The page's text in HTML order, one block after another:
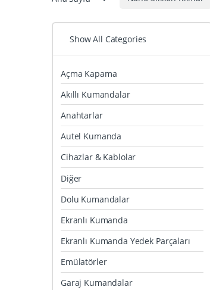
Show All Categories
Açma Kapama
Akıllı Kumandalar
Anahtarlar
Autel Kumanda
Cihazlar & Kablolar
Diğer
Dolu Kumandalar
Ekranlı Kumanda
Ekranlı Kumanda Yedek Parçaları
Emülatörler
Garaj Kumandalar